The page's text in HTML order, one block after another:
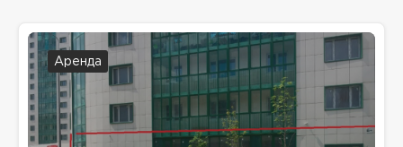
Аренда